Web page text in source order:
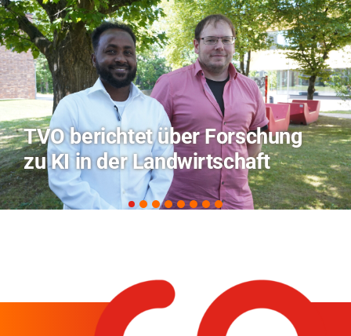
Hitze-Aktionstag: Hochschule
Coburg im Radio Bamberg